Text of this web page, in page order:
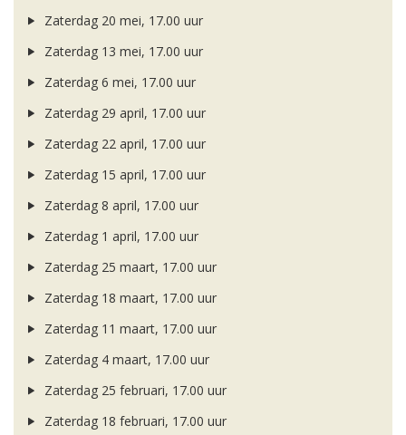
Zaterdag 20 mei, 17.00 uur
Zaterdag 13 mei, 17.00 uur
Zaterdag 6 mei, 17.00 uur
Zaterdag 29 april, 17.00 uur
Zaterdag 22 april, 17.00 uur
Zaterdag 15 april, 17.00 uur
Zaterdag 8 april, 17.00 uur
Zaterdag 1 april, 17.00 uur
Zaterdag 25 maart, 17.00 uur
Zaterdag 18 maart, 17.00 uur
Zaterdag 11 maart, 17.00 uur
Zaterdag 4 maart, 17.00 uur
Zaterdag 25 februari, 17.00 uur
Zaterdag 18 februari, 17.00 uur